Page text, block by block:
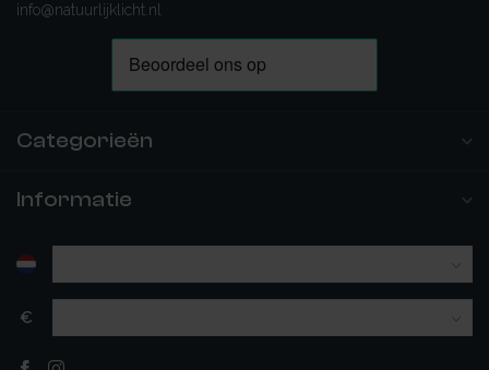
info@natuurlijklicht.nl
Categorieën
Informatie
€